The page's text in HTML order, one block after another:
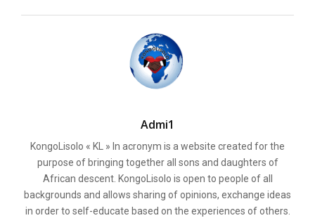
Admi1
KongoLisolo « KL » In acronym is a website created for the
purpose of bringing together all sons and daughters of
African descent. KongoLisolo is open to people of all
backgrounds and allows sharing of opinions, exchange ideas
in order to self-educate based on the experiences of others.